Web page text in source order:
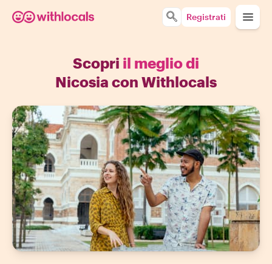
Registrati
Scopri il meglio di
Nicosia con Withlocals